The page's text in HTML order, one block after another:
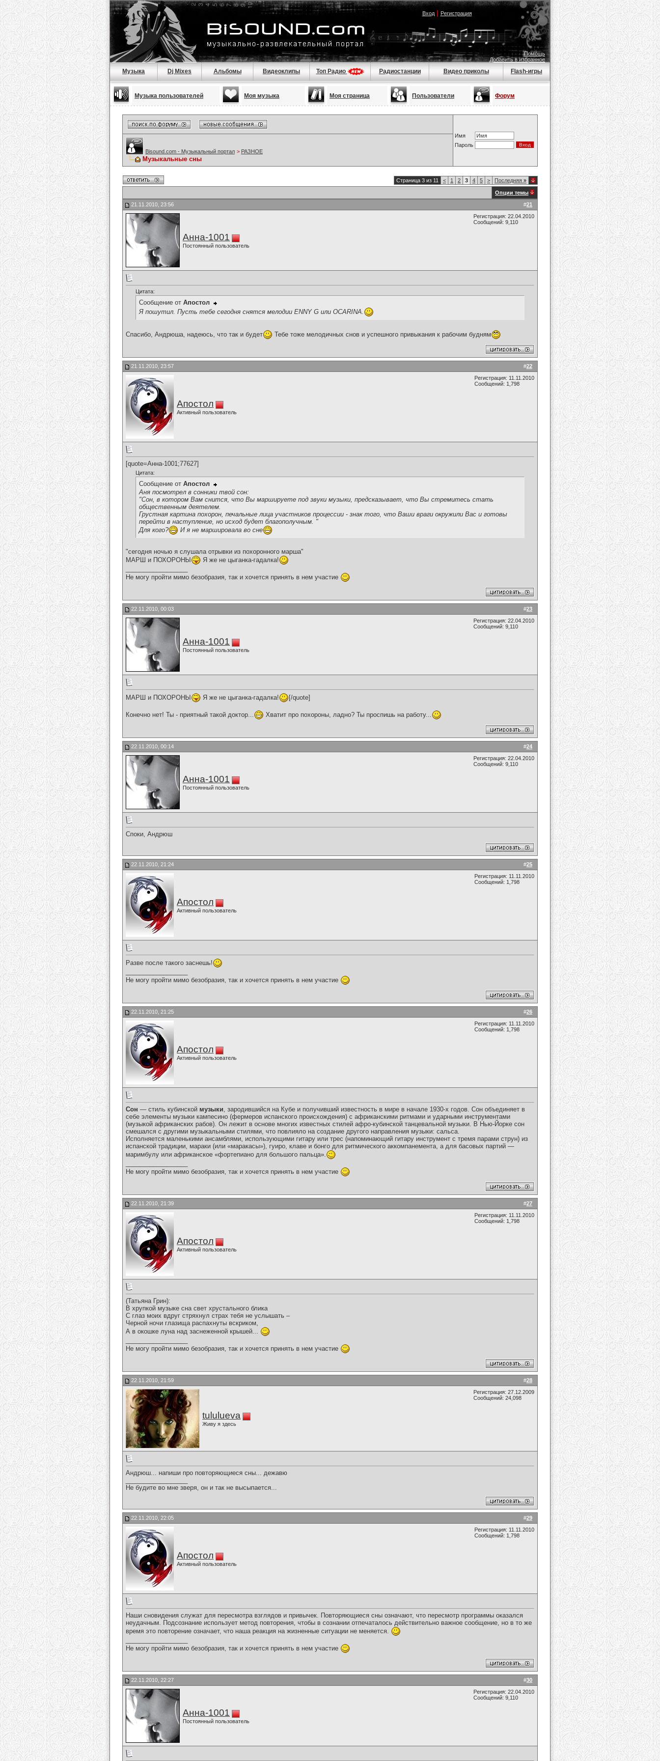
Вход| Регистрация
Помощь
Добавить в избранное
Музыка Dj Mixes Альбомы Видеоклипы Топ Радио Радиостанции Видео приколы Flash-игры
Музыка пользователей Моя музыка Моя страница Пользователи Форум
Имя
Пароль
Bisound.com - Музыкальный портал > РАЗНОЕ
Музыкальные сны
Страница 3 из 11 < 1 2 3 4 5 > Последняя »
Опции темы
#21
21.11.2010, 23:56
Анна-1001
Постоянный пользователь
Регистрация: 22.04.2010
Сообщений: 9,110
Цитата:
Сообщение от Апостол
Я пошутил. Пусть тебе сегодня снятся мелодии ENNY G или OCARINA.
Спасибо, Андрюша, надеюсь, что так и будет Тебе тоже мелодичных снов и успешного привыкания к рабочим будням
#22
21.11.2010, 23:57
Апостол
Активный пользователь
Регистрация: 11.11.2010
Сообщений: 1,798
[quote=Анна-1001;77627]
Цитата:
Сообщение от Апостол
Аня посмотрел в сонники твой сон:
"Сон, в котором Вам снится, что Вы маршируете под звуки музыки, предсказывает, что Вы стремитесь стать
общественным деятелем.
Грустная картина похорон, печальные лица участников процессии - знак того, что Ваши враги окружили Вас и готовы
перейти в наступление, но исход будет благополучным. "
Для кого?
И я не маршировала во сне
"сегодня ночью я слушала отрывки из похоронного марша"
МАРШ и ПОХОРОНЫ
Я же не цыганка-гадалка!
Не могу пройти мимо безобразия, так и хочется принять в нем участие
#23
22.11.2010, 00:03
Анна-1001
Постоянный пользователь
Регистрация: 22.04.2010
Сообщений: 9,110
МАРШ и ПОХОРОНЫ Я же не цыганка-гадалка! [/quote]
Конечно нет! Ты - приятный такой доктор... Хватит про похороны, ладно? Ты проспишь на работу...
#24
22.11.2010, 00:14
Анна-1001
Постоянный пользователь
Регистрация: 22.04.2010
Сообщений: 9,110
Споки, Андрюш
#25
22.11.2010, 21:24
Апостол
Активный пользователь
Регистрация: 11.11.2010
Сообщений: 1,798
Разве после такого заснешь!
Не могу пройти мимо безобразия, так и хочется принять в нем участие
#26
22.11.2010, 21:25
Апостол
Активный пользователь
Регистрация: 11.11.2010
Сообщений: 1,798
Сон — стиль кубинской музыки, зародившийся на Кубе и получивший известность в мире в начале 1930-х годов. Сон объединяет в
себе элементы музыки кампесино (фермеров испанского происхождения) с африканскими ритмами и ударными инструментами
(музыкой африканских рабов). Он лежит в основе многих известных стилей афро-кубинской танцевальной музыки. В Нью-Йорке сон
смешался с другими музыкальными стилями, что повлияло на создание другого направления музыки: сальса.
Исполняется маленькими ансамблями, использующими гитару или трес (напоминающий гитару инструмент с тремя парами струн) из
испанской традиции, мараки (или «маракасы»), гуиро, клаве и бонго для ритмического аккомпанемента, а для басовых партий —
маримбулу или африканское «фортепиано для большого пальца».
Не могу пройти мимо безобразия, так и хочется принять в нем участие
#27
22.11.2010, 21:39
Апостол
Активный пользователь
Регистрация: 11.11.2010
Сообщений: 1,798
(Татьяна Грин):
В хрупкой музыке сна свет хрустального блика
С глаз моих вдруг стряхнул страх тебя не услышать –
Черной ночи глазища распахнуты вскриком,
А в окошке луна над заснеженной крышей...
Не могу пройти мимо безобразия, так и хочется принять в нем участие
#28
22.11.2010, 21:59
tululueva
Живу я здесь
Регистрация: 27.12.2009
Сообщений: 24,098
Андрюш... напиши про повторяющиеся сны... дежавю
Не будите во мне зверя, он и так не высыпается...
#29
22.11.2010, 22:05
Апостол
Активный пользователь
Регистрация: 11.11.2010
Сообщений: 1,798
Наши сновидения служат для пересмотра взглядов и привычек. Повторяющиеся сны означают, что пересмотр программы оказался
неудачным. Подсознание использует метод повторения, чтобы в сознании отпечаталось действительно важное сообщение, но в то же
время это повторение означает, что наша реакция на жизненные ситуации не меняется.
Не могу пройти мимо безобразия, так и хочется принять в нем участие
#30
22.11.2010, 22:27
Анна-1001
Постоянный пользователь
Регистрация: 22.04.2010
Сообщений: 9,110